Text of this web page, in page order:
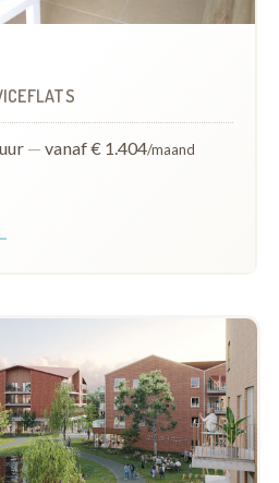
— vanaf € 1.404/maand